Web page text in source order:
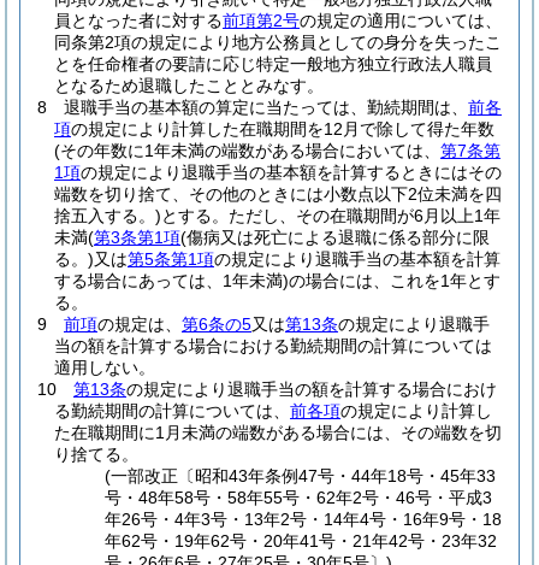
員となった者に対する前項第2号の規定の適用については、
同条第2項の規定により地方公務員としての身分を失ったこ
とを任命権者の要請に応じ特定一般地方独立行政法人職員
となるため退職したこととみなす。
8
退職手当の基本額の算定に当たっては、勤続期間は、 前各
項の規定により計算した在職期間を12月で除して得た年数
(その年数に1年未満の端数がある場合においては、 第7条第
1項の規定により退職手当の基本額を計算するときにはその
端数を切り捨て、その他のときには小数点以下2位未満を四
捨五入する。)とする。 ただし、その在職期間が6月以上1年
未満(第3条第1項(傷病又は死亡による退職に係る部分に限
る。)又は第5条第1項の規定により退職手当の基本額を計算
する場合にあっては、1年未満)の場合には、これを1年とす
る。
9
前項の規定は、 第6条の5又は第13条の規定により退職手
当の額を計算する場合における勤続期間の計算については
適用しない。
10
第13条の規定により退職手当の額を計算する場合におけ
る勤続期間の計算については、 前各項の規定により計算し
た在職期間に1月未満の端数がある場合には、その端数を切
り捨てる。
(一部改正〔昭和43年条例47号・44年18号・45年33
号・48年58号・58年55号・62年2号・46号・平成3
年26号・4年3号・13年2号・14年4号・16年9号・18
年62号・19年62号・20年41号・21年42号・23年32